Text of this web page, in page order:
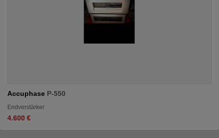
Accuphase P-550
Endverstärker
4.600 €